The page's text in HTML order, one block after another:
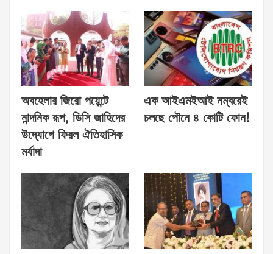
অবহেলার জিরো পয়েন্টে
নান্দনিক রূপ, ডিসি জাহিদের
উদ্যোগে ফিরল ঐতিহাসিক
মর্যাদা
এক আইএমইআই নম্বরেই
চলছে পৌনে ৪ কোটি ফোন!